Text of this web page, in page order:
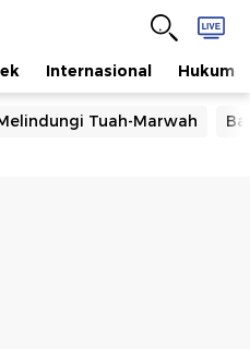
Internasional Hukum
Tuah-Marwah